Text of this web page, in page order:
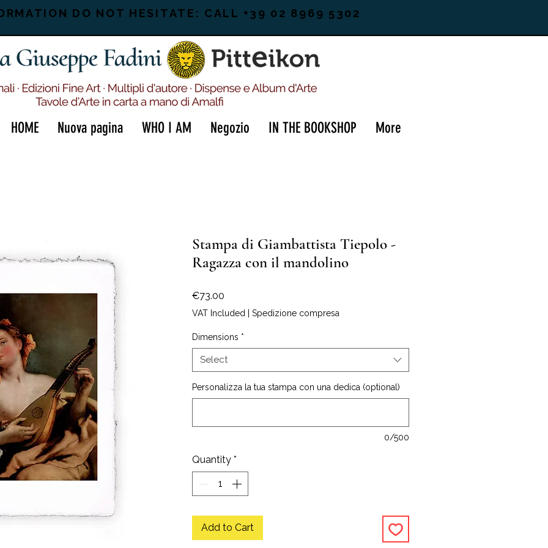
DO NOT HESITATE: CALL +39 02 8969 5302
HOME Nuova pagina WHO I AM Negozio IN THE BOOKSHOP More
Stampa di Giambattista Tiepolo -
Ragazza con il mandolino
€73.00
VAT Included Spedizione compresa
Dimensions *
Select
Personalizza la tua stampa con una dedica (optional)
0/500
Quantity *
Add to Cart